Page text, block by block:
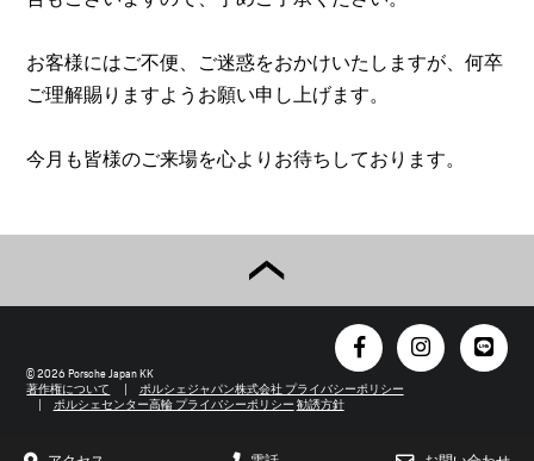
お客様にはご不便、ご迷惑をおかけいたしますが、何卒
ご理解賜りますようお願い申し上げます。
今月も皆様のご来場を心よりお待ちしております。
© 2026 Porsche Japan KK
著作権について
ポルシェジャパン株式会社 プライバシーポリシー
ポルシェセンター高輪 プライバシーポリシー 勧誘方針